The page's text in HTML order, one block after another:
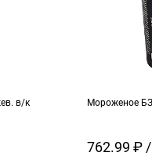
в/к
Мороженое
762.99 ₽